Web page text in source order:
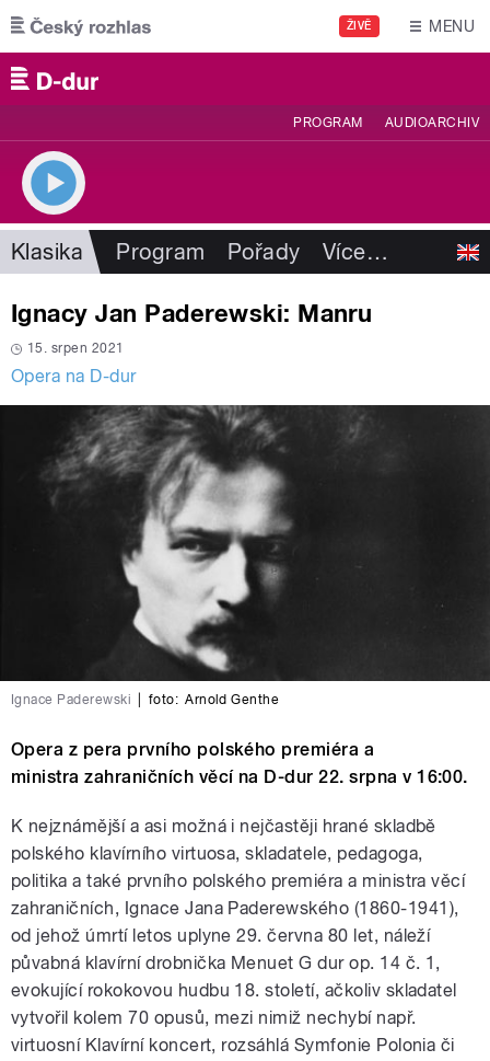
Přejít k hlavnímu obsahu
ŽIVĚ MENU
PROGRAM AUDIOARCHIV
Klasika Program Pořady Více…
Ignacy Jan Paderewski: Manru
15. srpen 2021
Opera na D-dur
Ignace Paderewski foto: Arnold Genthe
Opera z pera prvního polského premiéra a
ministra zahraničních věcí na D-dur 22. srpna v 16:00.
K nejznámější a asi možná i nejčastěji hrané skladbě
polského klavírního virtuosa, skladatele, pedagoga,
politika a také prvního polského premiéra a ministra věcí
zahraničních, Ignace Jana Paderewského (1860-1941),
od jehož úmrtí letos uplyne 29. června 80 let, náleží
půvabná klavírní drobnička Menuet G dur op. 14 č. 1,
evokující rokokovou hudbu 18. století, ačkoliv skladatel
vytvořil kolem 70 opusů, mezi nimiž nechybí např.
virtuosní Klavírní koncert, rozsáhlá Symfonie Polonia či